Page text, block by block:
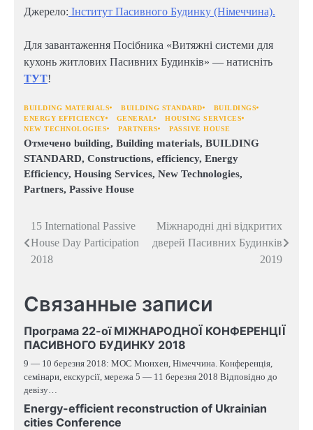
Джерело: Інститут Пасивного Будинку (Німеччина).
Для завантаження Посібника «Витяжні системи для
кухонь житлових Пасивних Будинків» — натисніть
ТУТ!
BUILDING MATERIALS BUILDING STANDARD
BUILDINGS
ENERGY EFFICIENCY
GENERAL
HOUSING SERVICES
NEW TECHNOLOGIES
PARTNERS PASSIVE HOUSE
Отмечено building, Building materials, BUILDING
STANDARD, Constructions, efficiency, Energy
Efficiency, Housing Services, New Technologies,
Partners, Passive House
Навигация
по
15 International Passive
House Day Participation
2018
Міжнародні дні відкритих
дверей Пасивних Будинків
2019
Связанные записи
Програма 22-ої МІЖНАРОДНОЇ КОНФЕРЕНЦІЇ
ПАСИВНОГО БУДИНКУ 2018
9 — 10 березня 2018: MOC Мюнхен, Німеччина. Конференція,
семінари, екскурсії, мережа 5 — 11 березня 2018 Відповідно до
девізу…
Energy-efficient reconstruction of Ukrainian
cities Conference